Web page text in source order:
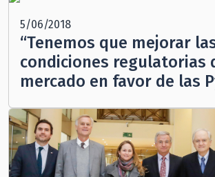
5/06/2018
“Tenemos que mejorar
condiciones regulatorias
mercado en favor de las